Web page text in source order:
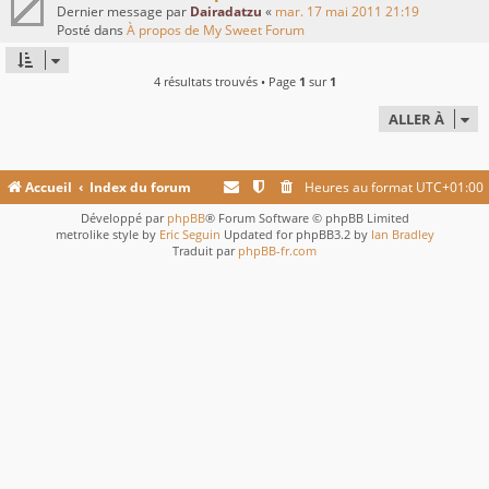
Dernier message par Dairadatzu « mar. 17 mai 2011 21:19
Posté dans À propos de My Sweet Forum
4 résultats trouvés • Page 1 sur 1
ALLER À
Accueil Index du forum Heures au format UTC+01:00
Développé par phpBB® Forum Software © phpBB Limited
metrolike style by Eric Seguin Updated for phpBB3.2 by Ian Bradley
Traduit par phpBB-fr.com